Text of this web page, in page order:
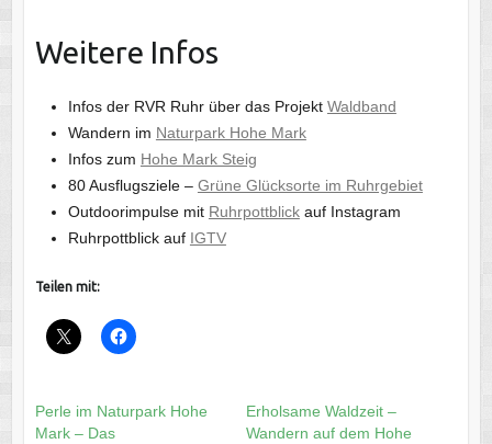
Weitere Infos
Infos der RVR Ruhr über das Projekt Waldband
Wandern im Naturpark Hohe Mark
Infos zum Hohe Mark Steig
80 Ausflugsziele – Grüne Glücksorte im Ruhrgebiet
Outdoorimpulse mit Ruhrpottblickauf Instagram
Ruhrpottblick auf IGTV
Teilen mit:
Perle im Naturpark Hohe
Mark – Das
Erholsame Waldzeit –
Wandern auf dem Hohe